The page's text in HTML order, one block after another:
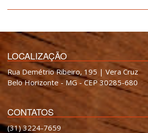
LOCALIZAÇÃO
Rua Demétrio Ribeiro, 195 | Vera Cruz
Belo Horizonte - MG - CEP 30285-680
CONTATOS
(31) 3224-7659